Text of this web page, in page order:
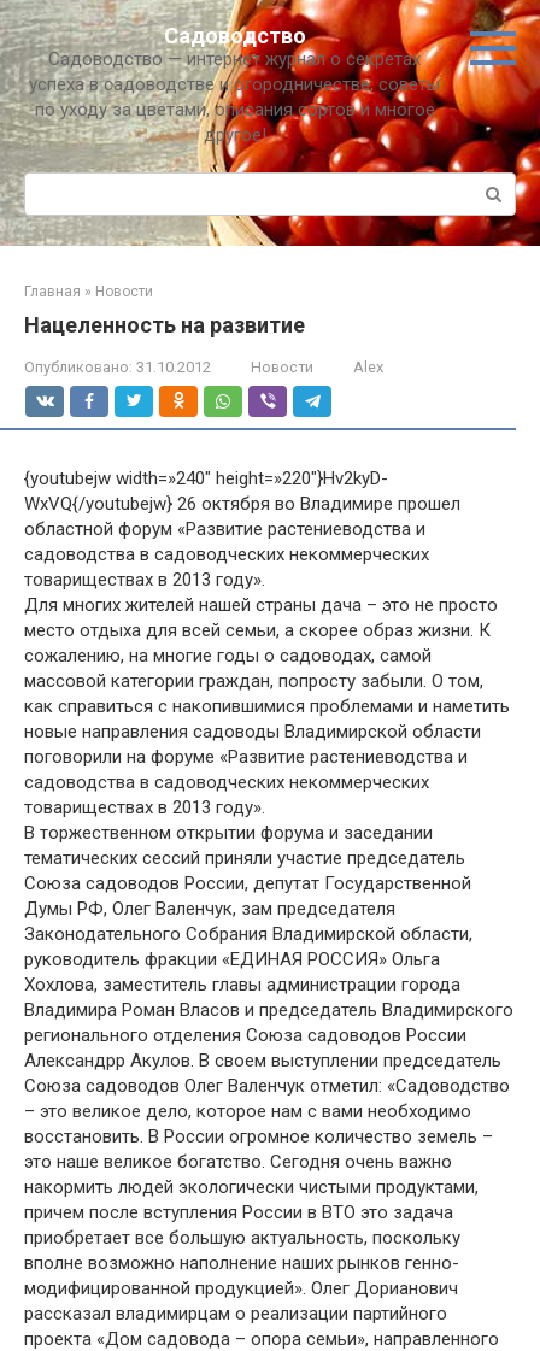
Перейти
к
контенту
Садоводство
Садоводство — интернет журнал о секретах
успеха в садоводстве и огородничестве, советы
по уходу за цветами, описания сортов и многое
другое!
Поиск:
Главная » Новости
Нацеленность на развитие
Опубликовано: 31.10.2012 Новости Alex
{youtubejw width=»240″ height=»220″}Hv2kyD-
WxVQ{/youtubejw} 26 октября во Владимире прошел
областной форум «Развитие растениеводства и
садоводства в садоводческих некоммерческих
товариществах в 2013 году».
Для многих жителей нашей страны дача – это не просто
место отдыха для всей семьи, а скорее образ жизни. К
сожалению, на многие годы о садоводах, самой
массовой категории граждан, попросту забыли. О том,
как справиться с накопившимися проблемами и наметить
новые направления садоводы Владимирской области
поговорили на форуме «Развитие растениеводства и
садоводства в садоводческих некоммерческих
товариществах в 2013 году».
В торжественном открытии форума и заседании
тематических сессий приняли участие председатель
Союза садоводов России, депутат Государственной
Думы РФ, Олег Валенчук, зам председателя
Законодательного Собрания Владимирской области,
руководитель фракции «ЕДИНАЯ РОССИЯ» Ольга
Хохлова, заместитель главы администрации города
Владимира Роман Власов и председатель Владимирского
регионального отделения Союза садоводов России
Александрр Акулов. В своем выступлении председатель
Союза садоводов Олег Валенчук отметил: «Садоводство
– это великое дело, которое нам с вами необходимо
восстановить. В России огромное количество земель –
это наше великое богатство. Сегодня очень важно
накормить людей экологически чистыми продуктами,
причем после вступления России в ВТО это задача
приобретает все большую актуальность, поскольку
вполне возможно наполнение наших рынков генно-
модифицированной продукцией». Олег Дорианович
рассказал владимирцам о реализации партийного
проекта «Дом садовода – опора семьи», направленного